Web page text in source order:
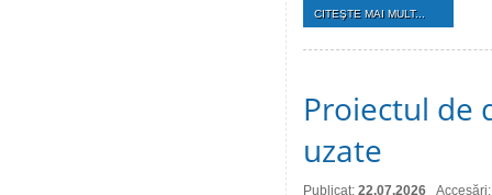
CITEŞTE MAI MULT...
Proiectul de
uzate
Publicat: 22.07.2026